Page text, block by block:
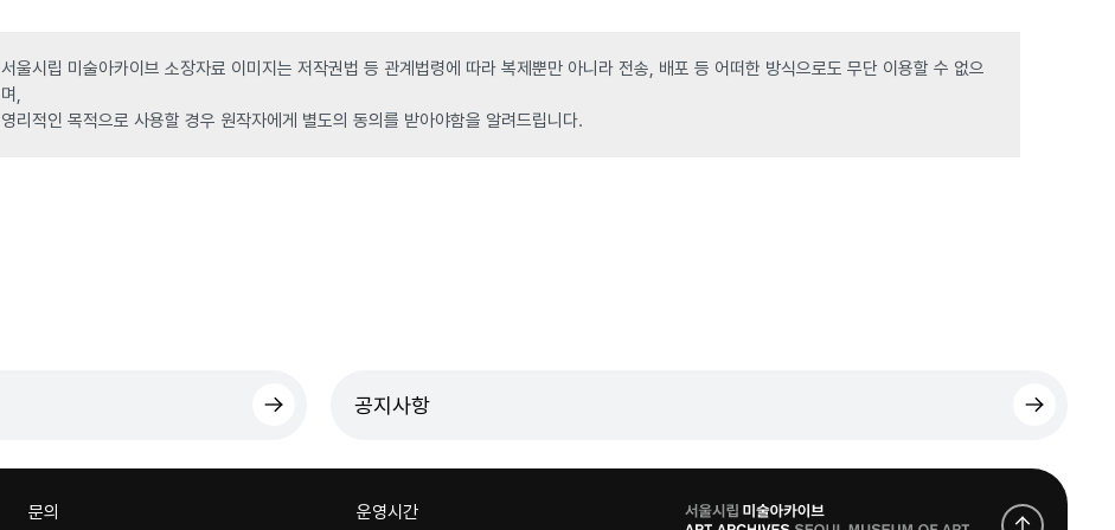
서울시립 미술아카이브 소장자료 이미지는 저작권법 등 관계법령에 따라 복제뿐만 아니라 전송, 배포 등 어떠한 방식으로도 무단 이용할 수 없으
며,
영리적인 목적으로 사용할 경우 원작자에게 별도의 동의를 받아야함을 알려드립니다.
공지사항
문의
운영시간
로